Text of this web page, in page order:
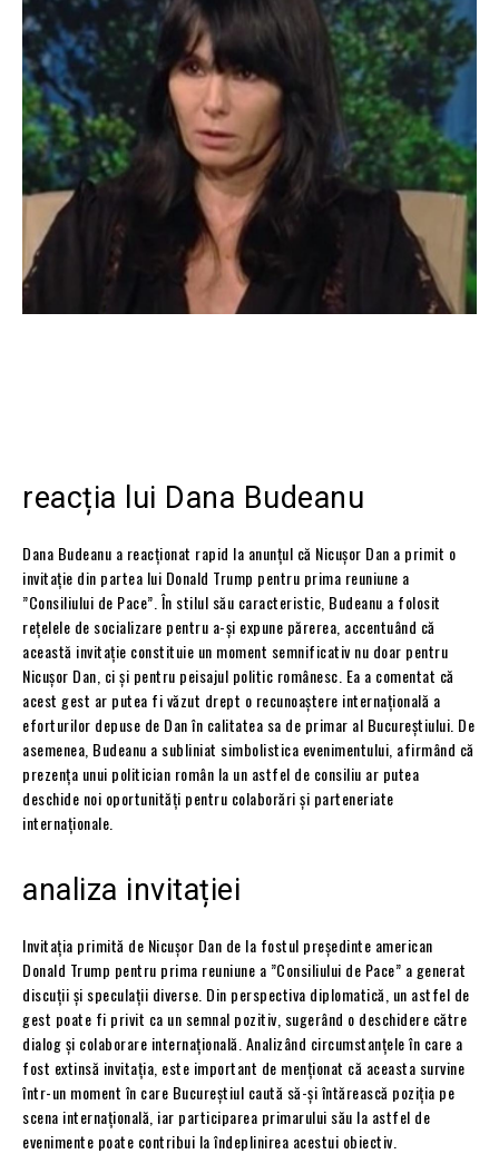
reacția lui Dana Budeanu
Dana Budeanu a reacționat rapid la anunțul că Nicușor Dan a primit o
invitație din partea lui Donald Trump pentru prima reuniune a
”Consiliului de Pace”. În stilul său caracteristic, Budeanu a folosit
rețelele de socializare pentru a-și expune părerea, accentuând că
această invitație constituie un moment semnificativ nu doar pentru
Nicușor Dan, ci și pentru peisajul politic românesc. Ea a comentat că
acest gest ar putea fi văzut drept o recunoaștere internațională a
eforturilor depuse de Dan în calitatea sa de primar al Bucureștiului. De
asemenea, Budeanu a subliniat simbolistica evenimentului, afirmând că
prezența unui politician român la un astfel de consiliu ar putea
deschide noi oportunități pentru colaborări și parteneriate
internaționale.
analiza invitației
Invitația primită de Nicușor Dan de la fostul președinte american
Donald Trump pentru prima reuniune a ”Consiliului de Pace” a generat
discuții și speculații diverse. Din perspectiva diplomatică, un astfel de
gest poate fi privit ca un semnal pozitiv, sugerând o deschidere către
dialog și colaborare internațională. Analizând circumstanțele în care a
fost extinsă invitația, este important de menționat că aceasta survine
într-un moment în care Bucureștiul caută să-și întărească poziția pe
scena internațională, iar participarea primarului său la astfel de
evenimente poate contribui la îndeplinirea acestui obiectiv.